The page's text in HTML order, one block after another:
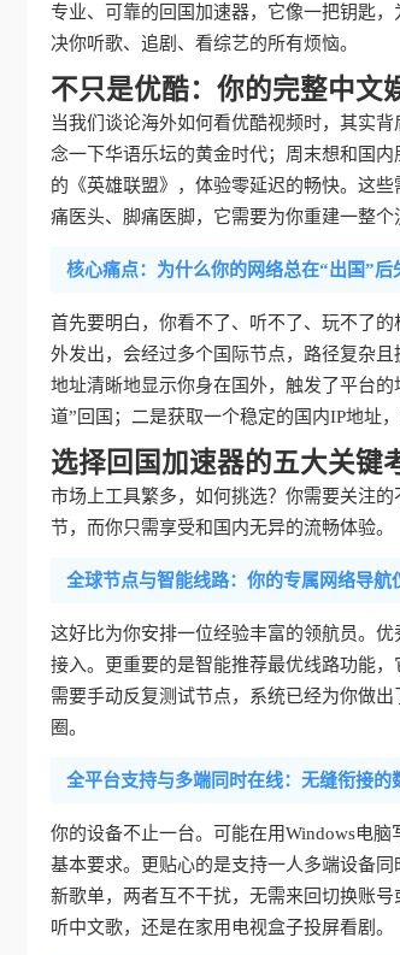
专业、可靠的回国加速器，它像一把钥匙
决你听歌、追剧、看综艺的所有烦恼。
不只是优酷：你的完整中文
当我们谈论海外如何看优酷视频时，其实
念一下华语乐坛的黄金时代；周末想和国
的《英雄联盟》，体验零延迟的畅快。这
痛医头、脚痛医脚，它需要为你重建一整个
核心痛点：为什么你的网络总在“出国”后
首先要明白，你看不了、听不了、玩不了
外发出，会经过多个国际节点，路径复杂
地址清晰地显示你身在国外，触发了平台
道”回国；二是获取一个稳定的国内IP地址
选择回国加速器的五大关键
市场上工具繁多，如何挑选？你需要关注
节，而你只需享受和国内无异的流畅体验。
全球节点与智能线路：你的专属网络导航
这好比为你安排一位经验丰富的领航员。
接入。更重要的是智能推荐最优线路功能
需要手动反复测试节点，系统已经为你做
圈。
全平台支持与多端同时在线：无缝衔接的
你的设备不止一台。可能在用Windows电
基本要求。更贴心的是支持一人多端设备
新歌单，两者互不干扰，无需来回切换账
听中文歌，还是在家用电视盒子投屏看剧。